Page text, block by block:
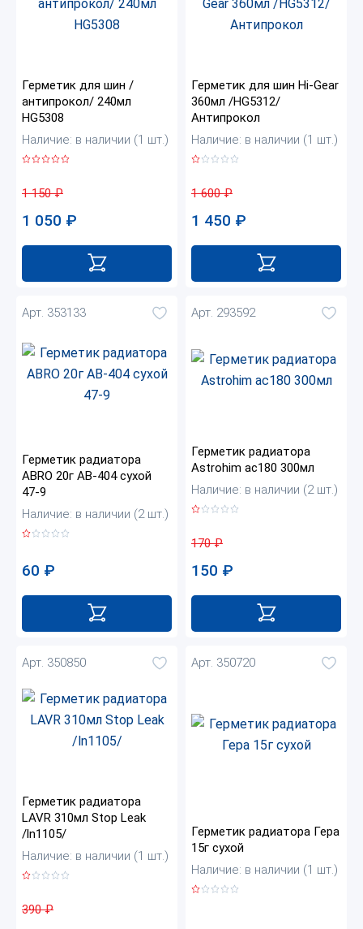
Герметик для шин /
антипрокол/ 240мл
HG5308
Наличие: в наличии (1 шт.)
1 150₽
1 050 ₽
Герметик для шин Hi-Gear
360мл /HG5312/
Антипрокол
Наличие: в наличии (1 шт.)
1 600₽
1 450 ₽
Арт. 353133
Герметик радиатора
ABRО 20г AB-404 сухой
47-9
Наличие: в наличии (2 шт.)
60 ₽
Арт. 293592
Герметик радиатора
Astrohim ас180 300мл
Наличие: в наличии (2 шт.)
170₽
150 ₽
Арт. 350850
Герметик радиатора
LAVR 310мл Stop Leak
/ln1105/
Наличие: в наличии (1 шт.)
390₽
Арт. 350720
Герметик радиатора Гера
15г сухой
Наличие: в наличии (1 шт.)